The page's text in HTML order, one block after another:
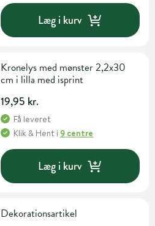
Læg i kurv
Kronelys med mønster 2,2x30
cm i lilla med isprint
19,95 kr.
Få leveret
Klik & Hent i 9 centre
Læg i kurv
Dekorationsartikel